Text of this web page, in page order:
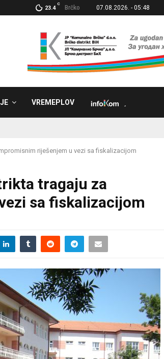
23.4
C
Brčko 07.08.2026. - 05:48
VREMEPLOV
riješenjem u vezi sa fiskalizacijom
tragaju za
sa fiskalizacijom